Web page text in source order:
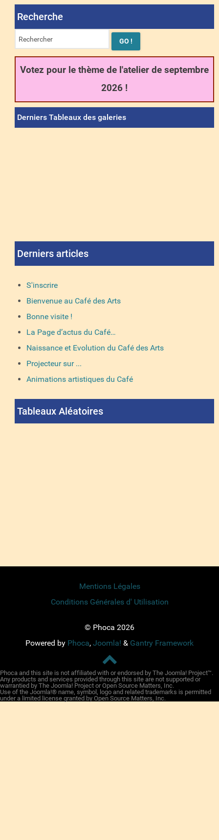
Recherche
Votez pour le thème de l'atelier de septembre
2026 !
Derniers Tableaux des galeries
Derniers articles
S'inscrire
Bienvenue au Café des Arts
Bonne visite !
La Page d’actus du Café…
Naissance et Evolution du Café des Arts
Projecteur sur ...
Animations artistiques du Café
Tableaux Aléatoires
Mentions Légales
Conditions Générales d' Utilisation
© Phoca 2026
Powered by Phoca, Joomla! & Gantry Framework
Phoca and this site is not affiliated with or endorsed by The Joomla! Project™.
Any products and services provided through this site are not supported or
warrantied by The Joomla! Project or Open Source Matters, Inc.
Use of the Joomla!® name, symbol, logo and related trademarks is permitted
under a limited license granted by Open Source Matters, Inc.